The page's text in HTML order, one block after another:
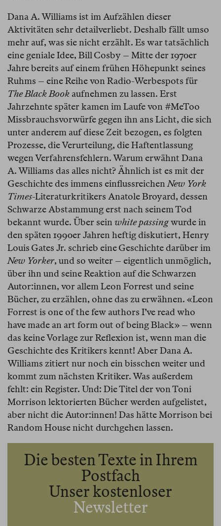
Dana A. Williams ist im Aufzählen dieser
Aktivitäten sehr detailverliebt. Deshalb fällt umso
mehr auf, was sie nicht erzählt. Es war tatsächlich
eine geniale Idee, Bill Cosby – Mitte der 1970er
Jahre bereits auf einem frühen Höhepunkt seines
Ruhms – eine Reihe von Radio-Werbespots für
The Black Book aufnehmen zu lassen. Erst
Jahrzehnte später kamen im Laufe von #MeToo
Missbrauchsvorwürfe gegen ihn ans Licht, die sich
unter anderem auf diese Zeit bezogen, es folgten
Prozesse, die Verurteilung, die Haftentlassung
wegen Verfahrensfehlern. Warum erwähnt Dana
A. Williams das alles nicht? Ähnlich ist es mit der
Geschichte des immens einflussreichen New York
Times-Literaturkritikers Anatole Broyard, dessen
Schwarze Abstammung erst nach seinem Tod
bekannt wurde. Über sein white passingwurde in
den späten 1990er Jahren heftig diskutiert, Henry
Louis Gates Jr. schrieb eine Geschichte darüber im
New Yorker, und so weiter – eigentlich unmöglich,
über ihn und seine Reaktion auf die Schwarzen
Autor:innen, vor allem Leon Forrest und seine
Bücher, zu erzählen, ohne das zu erwähnen. «Leon
Forrest is one of the few authors I’ve read who
have made an art form out of being Black» – wenn
das keine Vorlage zur Reflexion ist, wenn man die
Geschichte des Kritikers kennt! Aber Dana A.
Williams zitiert nur noch ein bisschen weiter und
kommt zum nächsten Kritiker. Was außerdem
fehlt: ein Register. Und: Die Titel der von Toni
Morrison lektorierten Bücher werden aufgelistet,
aber nicht die Autor:innen! Das hätte Morrison bei
Random House nicht durchgehen lassen.
Die besten Texte in Ihrem
Postfach
Unser kostenloser
Newsletter